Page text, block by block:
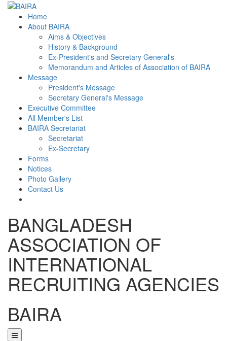
Home
About BAIRA
Aims & Objectives
History & Background
Ex-President's and Secretary General's
Memorandum and Articles of Association of BAIRA
Message
President's Message
Secretary General's Message
Executive Committee
All Member's List
BAIRA Secretariat
Secretariat
Ex-Secretary
Forms
Notices
Photo Gallery
Contact Us
BANGLADESH
ASSOCIATION OF
INTERNATIONAL
RECRUITING AGENCIES
BAIRA